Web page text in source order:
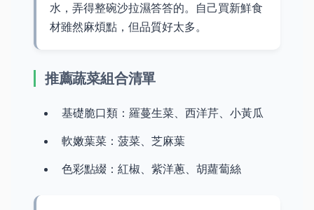
水，弄得整碗沙拉濕答答的。自己買新鮮食
材雖然麻煩點，但品質好太多。
推薦蔬菜組合清單
基礎脆口類：羅蔓生菜、西洋芹、小黃瓜
軟嫩葉菜：菠菜、芝麻葉
色彩點綴：紅椒、紫洋蔥、胡蘿蔔絲